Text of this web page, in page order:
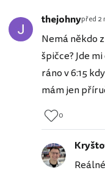
thejohnypřed 2
Nemá někdo
špičce? Jde
ráno v 6:15
mám jen
0